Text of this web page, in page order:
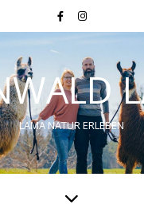
LAMA NATUR ERLEBEN